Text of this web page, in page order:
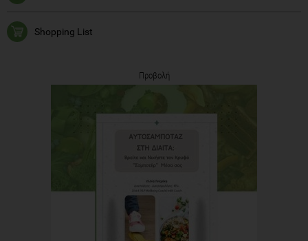
Shopping List
Προβολή